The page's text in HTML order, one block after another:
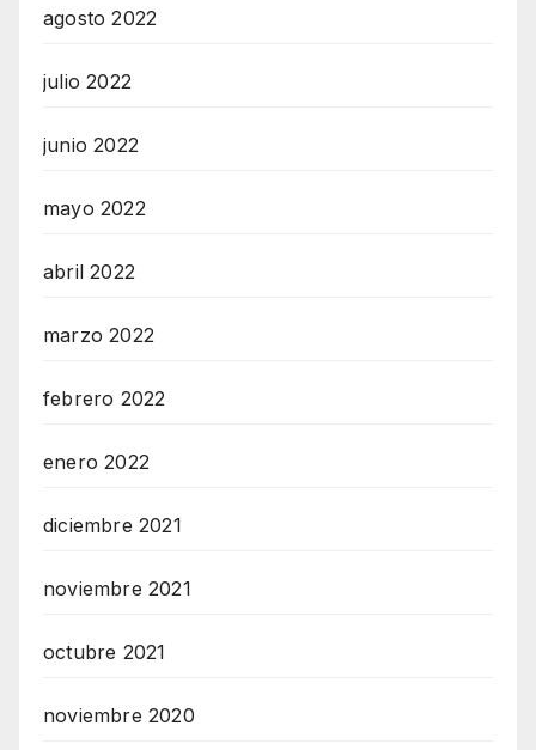
agosto 2022
julio 2022
junio 2022
mayo 2022
abril 2022
marzo 2022
febrero 2022
enero 2022
diciembre 2021
noviembre 2021
octubre 2021
noviembre 2020